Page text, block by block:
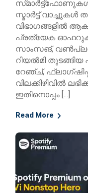
സ്മാർട്ട് വാച്ചുകൾ
വിഭാഗങ്ങളിൽ
പ്രത്യേക
സാംസങ്,
റിയൽമി
റേഞ്ച്,
വിലക്കിഴിവിൽ
ഇതിനൊപ്പം […]
Read More